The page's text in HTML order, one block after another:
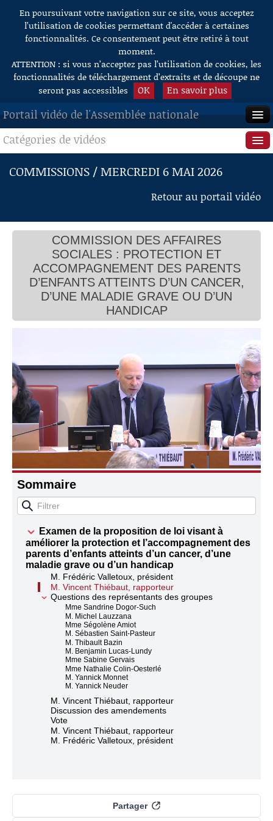
Aller au contenu
En poursuivant votre navigation sur ce site, vous acceptez
l’utilisation de cookies permettant d'accéder à certaines
fonctionnalités. Ce consentement peut être retiré à tout
moment.
ATTENTION : si vous n’acceptez pas l’utilisation de cookies, les
fonctionnalités de téléchargement d’extraits et de découpe ne
seront pas accessibles
OK En savoir plus
Portail vidéo de l'Assemblée nationale
ACCUEIL
EN DIRECT
RECHERCHE
AIDE À LA DÉCOUPE
Catégories de vidéos
Séance publique
Questions au Gouvernement
Commissions
Présidence
Évènements
Connaissance, Histoire
Autres
COMMISSIONS / MERCREDI 6 MAI 2026
Retour au portail vidéo
COMMISSION DES AFFAIRES
SOCIALES : PROTECTION ET
ACCOMPAGNEMENT DES PARENTS
D’ENFANTS ATTEINTS D’UN CANCER,
D’UNE MALADIE GRAVE OU D’UN
HANDICAP
Sommaire
Examen de la proposition de loi visant à
améliorer la protection et l’accompagnement des
parents d’enfants atteints d’un cancer, d’une
maladie grave ou d’un handicap
M. Frédéric Valletoux, président
M. Vincent Thiébaut, rapporteur
Questions des représentants des groupes
Mme Sandrine Dogor-Such
M. Michel Lauzzana
Mme Ségolène Amiot
M. Sébastien Saint-Pasteur
M. Thibault Bazin
M. Benjamin Lucas-Lundy
Mme Sabine Gervais
Mme Nathalie Colin-Oesterlé
M. Yannick Monnet
M. Yannick Neuder
M. Vincent Thiébaut, rapporteur
Discussion des amendements
Vote
M. Vincent Thiébaut, rapporteur
M. Frédéric Valletoux, président
Partager